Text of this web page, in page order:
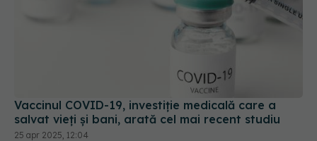
salvat vieți și bani, arată cel mai recent studiu